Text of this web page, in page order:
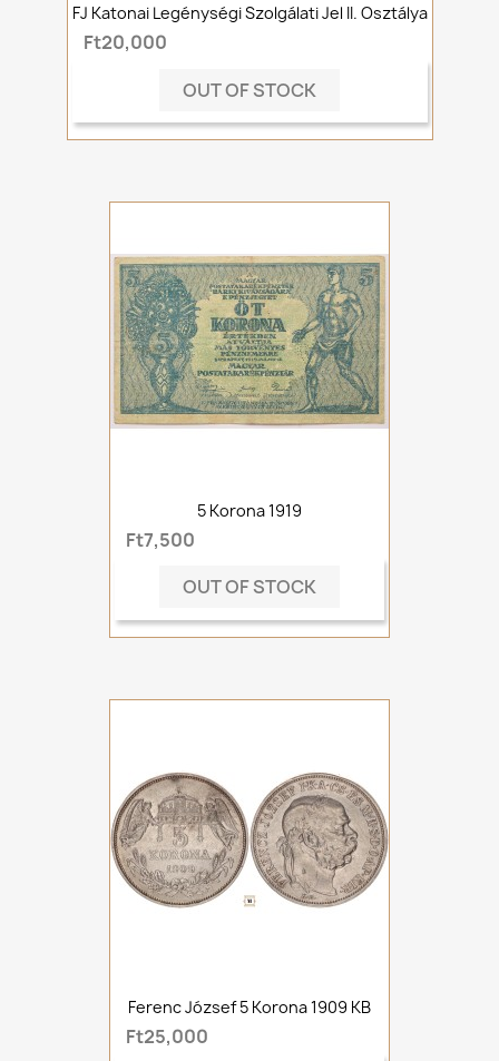
FJ Katonai Legénységi Szolgálati Jel II. Osztálya
Ft20,000
OUT OF STOCK
5 Korona 1919
Ft7,500
OUT OF STOCK
Ferenc József 5 Korona 1909 KB
Ft25,000